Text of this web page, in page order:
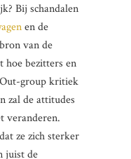
Bij schandalen
en de
van de
hoe bezitters en
group kritiek
zal de attitudes
veranderen.
ze zich sterker
juist de